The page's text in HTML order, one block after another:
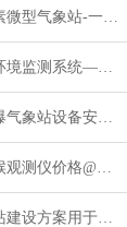
超声波十二要素微型气象站-一款销售真不赖的超声波气象站厂家#2023已更新
负氧离子生态环境监测系统——景区生态环境监测站有多实用？看完这篇你就懂
安全守护：防爆气象站设备安装标准——防爆气象站哪个比较好
科研农田小气候观测仪价格@万象新品上架
小学校园气象站建设方案用于科普校园气象站@万象环境#降雨蓝色预警